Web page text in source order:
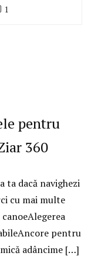
1
pentru
360
ta dacă navighezi
cu mai multe
pentru
adâncime […]